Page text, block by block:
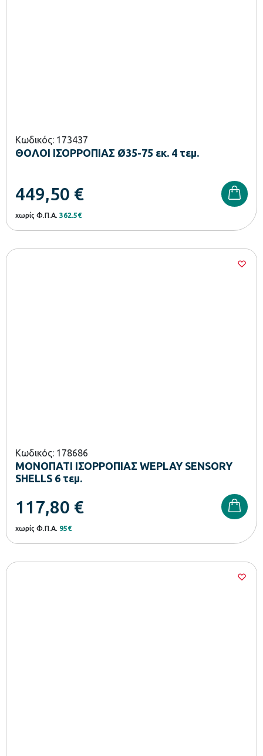
Κωδικός: 173437
ΘΟΛΟΙ ΙΣΟΡΡΟΠΙΑΣ Ø35-75 εκ. 4 τεμ.
449,50 €
χωρίς Φ.Π.Α. 362.5€
Κωδικός: 178686
ΜΟΝΟΠΑΤΙ ΙΣΟΡΡΟΠΙΑΣ WEPLAY SENSORY
SHELLS 6 τεμ.
117,80 €
χωρίς Φ.Π.Α. 95€